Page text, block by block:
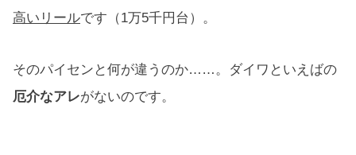
高いリールです（1万5千円台）。
そのパイセンと何が違うのか……。ダイワといえばの
厄介なアレがないのです。